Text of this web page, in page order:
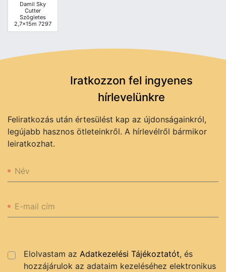
Damil Sky
Cutter
Szögletes
2,7x15m 7297
Iratkozzon fel ingyenes
hírlevelünkre
Feliratkozás után értesülést kap az újdonságainkról,
legújabb hasznos ötleteinkről. A hírlevélről bármikor
leiratkozhat.
Név
E-mail cím
Elolvastam az Adatkezelési Tájékoztatót, és
hozzájárulok az adataim kezeléséhez elektronikus